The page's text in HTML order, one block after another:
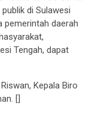
di Sulawesi
pemerintah daerah
Tengah, dapat
Kepala Biro
[]